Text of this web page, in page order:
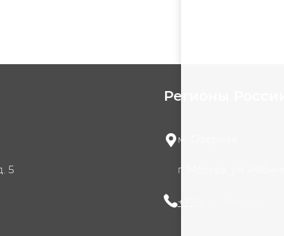
5
Регионы
м. Озерная
г. Москва, ул.
+7 (965) 420-10-10